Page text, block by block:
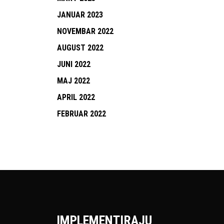
JANUAR 2023
NOVEMBAR 2022
AUGUST 2022
JUNI 2022
MAJ 2022
APRIL 2022
FEBRUAR 2022
IMPLEMENTIRAJU